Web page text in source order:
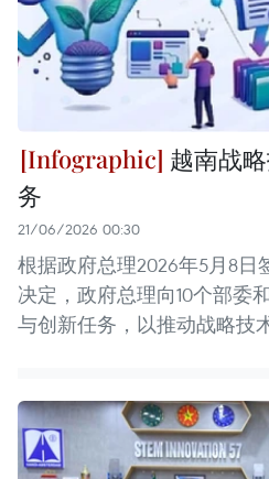
越南战
务
21/06/2026 00:30
根据政府总理2026年5月8日
决定，政府总理向10个部委
与创新任务，以推动战略技